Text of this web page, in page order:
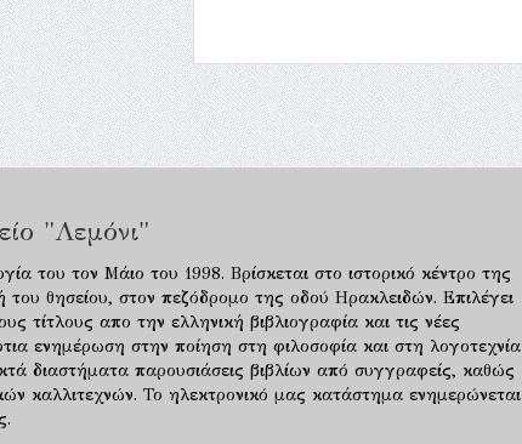
"Λεμόνι"
του τον Μάιο του 1998. Βρίσκεται στο ιστορικό κέντρο της
του θησείου, στον πεζόδρομο της οδού Ηρακλειδών. Επιλέγει
τίτλους απο την ελληνική βιβλιογραφία και τις νέες
ενημέρωση στην ποίηση στη φιλοσοφία και στη λογοτεχνία
διαστήματα παρουσιάσεις βιβλίων από συγγραφείς, καθώς
καλλιτεχνών. Το ηλεκτρονικό μας κατάστημα ενημερώνεται